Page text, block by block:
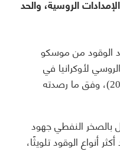
الروسية، والحد
الوقود من موسكو
لأوكرانيا في
فبراير/شباط من العام الجاري (2022)، وفق ما رصدته
بالصخر النفطي جهود
أنواع الوقود تلويثًا،